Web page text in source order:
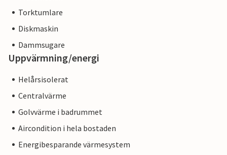
Torktumlare
Diskmaskin
Dammsugare
Uppvärmning/energi
Helårsisolerat
Centralvärme
Golvvärme i badrummet
Aircondition i hela bostaden
Energibesparande värmesystem